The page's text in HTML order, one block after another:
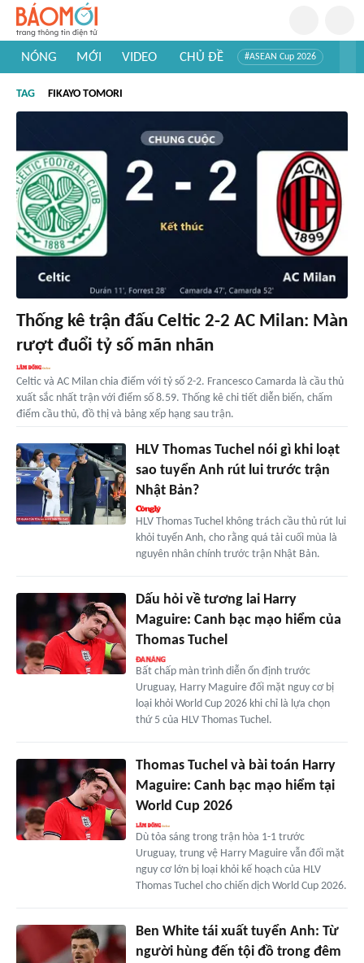
NÓNG MỚI VIDEO CHỦ ĐỀ #ASEAN Cup 2026
#Khám phá thế giới
TAG FIKAYO TOMORI
Thống kê trận đấu Celtic 2-2 AC Milan: Màn
rượt đuổi tỷ số mãn nhãn
Celtic và AC Milan chia điểm với tỷ số 2-2. Francesco Camarda là cầu thủ
xuất sắc nhất trận với điểm số 8.59. Thống kê chi tiết diễn biến, chấm
điểm cầu thủ, đồ thị và bảng xếp hạng sau trận.
HLV Thomas Tuchel nói gì khi loạt
sao tuyển Anh rút lui trước trận
Nhật Bản?
HLV Thomas Tuchel không trách cầu thủ rút lui
khỏi tuyển Anh, cho rằng quá tải cuối mùa là
nguyên nhân chính trước trận Nhật Bản.
Dấu hỏi về tương lai Harry
Maguire: Canh bạc mạo hiểm của
Thomas Tuchel
Bất chấp màn trình diễn ổn định trước
Uruguay, Harry Maguire đối mặt nguy cơ bị
loại khỏi World Cup 2026 khi chỉ là lựa chọn
thứ 5 của HLV Thomas Tuchel.
Thomas Tuchel và bài toán Harry
Maguire: Canh bạc mạo hiểm tại
World Cup 2026
Dù tỏa sáng trong trận hòa 1-1 trước
Uruguay, trung vệ Harry Maguire vẫn đối mặt
nguy cơ lớn bị loại khỏi kế hoạch của HLV
Thomas Tuchel cho chiến dịch World Cup 2026.
Ben White tái xuất tuyển Anh: Từ
người hùng đến tội đồ trong đêm